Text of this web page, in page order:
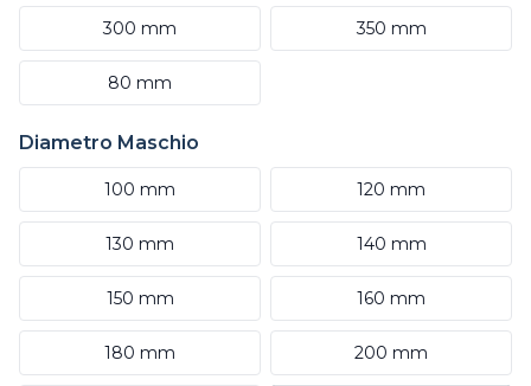
300 mm 350 mm
80 mm
Diametro Maschio
100 mm 120 mm
130 mm 140 mm
150 mm 160 mm
180 mm 200 mm